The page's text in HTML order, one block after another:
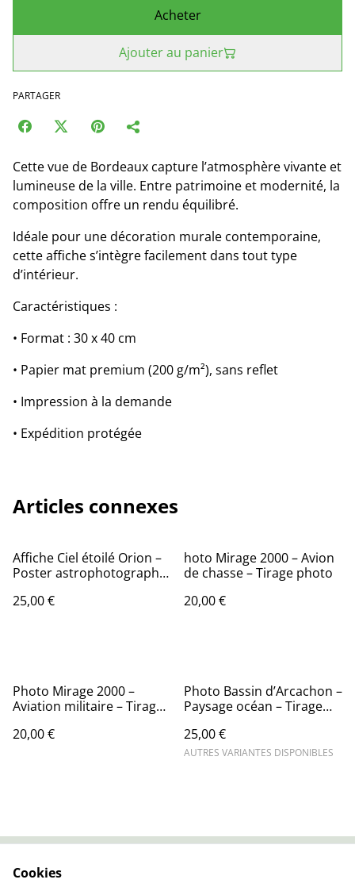
Acheter
Ajouter au panier
PARTAGER
Cette vue de Bordeaux capture l’atmosphère vivante et
lumineuse de la ville. Entre patrimoine et modernité, la
composition offre un rendu équilibré.
Idéale pour une décoration murale contemporaine,
cette affiche s’intègre facilement dans tout type
d’intérieur.
Caractéristiques :
• Format : 30 x 40 cm
• Papier mat premium (200 g/m²), sans reflet
• Impression à la demande
• Expédition protégée
Articles connexes
Affiche Ciel étoilé Orion –
Poster astrophotographie
cosmos
25,00 €
hoto Mirage 2000 – Avion
de chasse – Tirage photo
20,00 €
Photo Mirage 2000 –
Aviation militaire – Tirage
20,00 €
Photo Bassin d’Arcachon –
Paysage océan – Tirage
25,00 €
AUTRES VARIANTES DISPONIBLES
Cookies